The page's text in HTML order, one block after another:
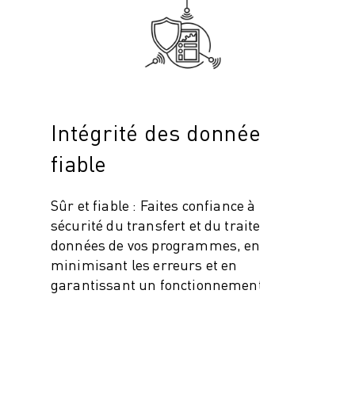
Intégrité des données
fiable
Sûr et fiable : Faites confiance à la
sécurité du transfert et du traitement des
données de vos programmes, en
minimisant les erreurs et en
garantissant un fonctionnement continu.